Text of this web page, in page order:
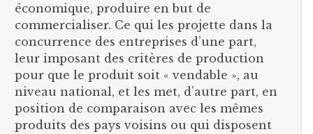
économique, produire en but de
commercialiser. Ce qui les projette dans la
concurrence des entreprises d’une part,
leur imposant des critères de production
pour que le produit soit « vendable », au
niveau national, et les met, d’autre part, en
position de comparaison avec les mêmes
produits des pays voisins ou qui disposent